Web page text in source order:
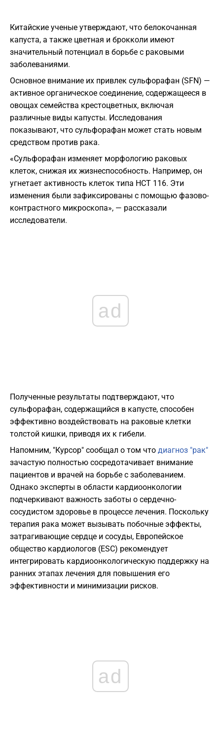
Китайские ученые утверждают, что белокочанная
капуста, а также цветная и брокколи имеют
значительный потенциал в борьбе с раковыми
заболеваниями.
Основное внимание их привлек сульфорафан (SFN) —
активное органическое соединение, содержащееся в
овощах семейства крестоцветных, включая
различные виды капусты. Исследования
показывают, что сульфорафан может стать новым
средством против рака.
«Сульфорафан изменяет морфологию раковых
клеток, снижая их жизнеспособность. Например, он
угнетает активность клеток типа HCT 116. Эти
изменения были зафиксированы с помощью фазово-
контрастного микроскопа», — рассказали
исследователи.
ad
Полученные результаты подтверждают, что
сульфорафан, содержащийся в капусте, способен
эффективно воздействовать на раковые клетки
толстой кишки, приводя их к гибели.
Напомним, "Курсор" сообщал о том что диагноз "рак"
зачастую полностью сосредотачивает внимание
пациентов и врачей на борьбе с заболеванием.
Однако эксперты в области кардиоонкологии
подчеркивают важность заботы о сердечно-
сосудистом здоровье в процессе лечения. Поскольку
терапия рака может вызывать побочные эффекты,
затрагивающие сердце и сосуды, Европейское
общество кардиологов (ESC) рекомендует
интегрировать кардиоонкологическую поддержку на
ранних этапах лечения для повышения его
эффективности и минимизации рисков.
ad